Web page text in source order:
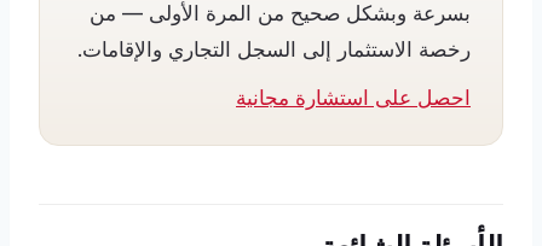
بسرعة وبشكل صحيح من المرة الأولى — من
رخصة الاستثمار إلى السجل التجاري والإقامات.
احصل على استشارة مجانية